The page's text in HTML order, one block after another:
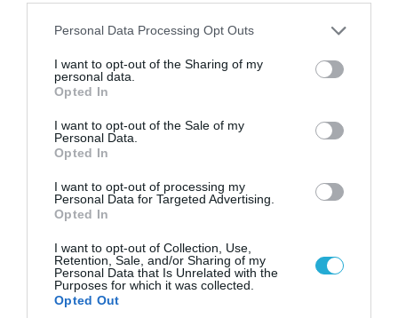
Please note that this website/app uses one or more Google
not limited to your visit or usage behaviour. You may click to
grant or deny consent to Google and its third-party tags to
use your data for below specified purposes in below Google
consent section.
Personal Data Processing Opt Outs
I want to opt-out of the Sharing of my
personal data.
Opted In
I want to opt-out of the Sale of my
Personal Data.
Opted In
I want to opt-out of processing my
Personal Data for Targeted Advertising.
Opted In
I want to opt-out of Collection, Use,
Retention, Sale, and/or Sharing of my
Personal Data that Is Unrelated with the
Purposes for which it was collected.
Opted Out
Ο Γιάννης Αλαφούζος «τέλειωσε» τον
Κωνσταντίνο Ζούλα από τον ΣΚΑΪ – Ο λόγος της
απομάκρυνσής του
ΠΟΛΙΤΙΚΗ